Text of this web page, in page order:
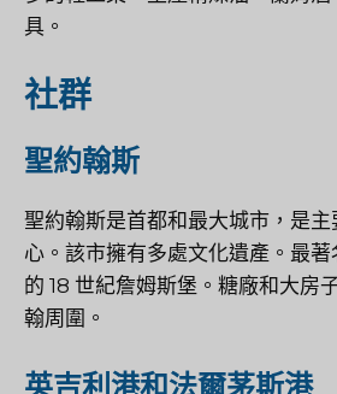
具。
社群
聖約翰斯
聖約翰斯是首都和最大城市，是
心。該市擁有多處文化遺產。最
的 18 世紀詹姆斯堡。糖廠和大房
翰周圍。
英吉利港和法爾茅斯港